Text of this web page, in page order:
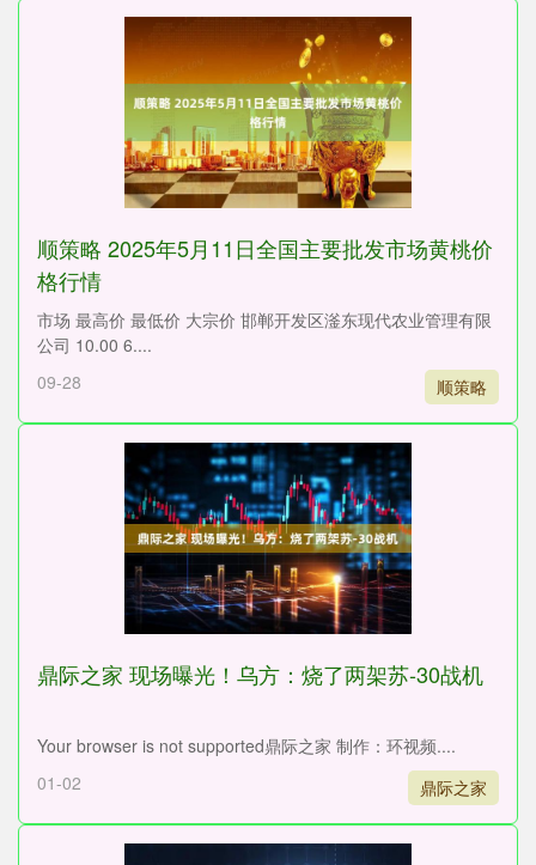
顺策略 2025年5月11日全国主要批发市场黄桃价
格行情
市场 最高价 最低价 大宗价 邯郸开发区滏东现代农业管理有限
公司 10.00 6....
09-28
顺策略
鼎际之家 现场曝光！乌方：烧了两架苏-30战机
Your browser is not supported鼎际之家 制作：环视频....
01-02
鼎际之家